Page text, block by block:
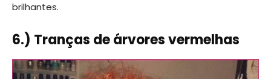
brilhantes.
6.) Tranças de árvores vermelhas